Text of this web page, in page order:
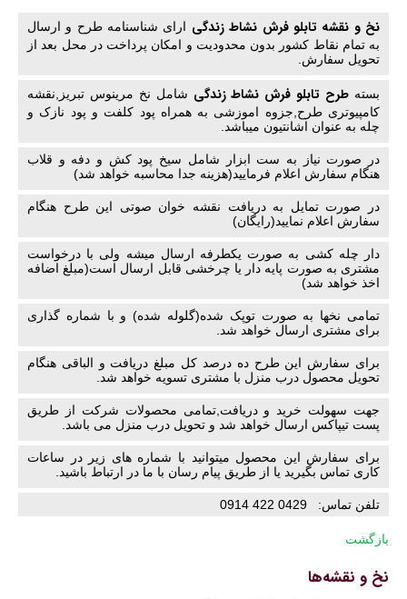
نخ و نقشه تابلو فرش نشاط زندگی ارای شناسنامه طرح و ارسال
به تمام نقاط کشور بدون محدودیت و امکان پرداخت در محل بعد از
تحویل سفارش.
بسته طرح تابلو فرش نشاط زندگی شامل نخ مرینوس تبریز,نقشه
کامپیوتری طرح,جزوه اموزشی به همراه پود کلفت و پود نازک و
چله به عنوان اشانتیون میباشد.
در صورت نیاز به ست ابزار شامل سیخ پود کش و دفه و قلاب
هنگام سفارش اعلام فرمایید(هزینه جدا محاسبه خواهد شد)
در صورت تمایل به دریافت نقشه خوان صوتی این طرح هنگام
سفارش اعلام نمایید(رایگان)
دار چله کشی به صورت یکطرفه ارسال میشه ولی با درخواست
مشتری به صورت پایه دار یا چرخشی قابل ارسال است(مبلغ اضافه
اخذ خواهد شد)
تمامی نخها به صورت توپک شده(گلوله شده) و با شماره گذاری
برای مشتری ارسال خواهد شد.
برای سفارش این طرح ده درصد کل مبلغ دریافت و الباقی هنگام
تحویل محصول درب منزل با مشتری تسویه خواهد شد.
جهت سهولت خرید و دریافت,تمامی محصولات شرکت از طریق
پست تیپاکس ارسال خواهد شد و تحویل درب منزل می باشد.
برای سفارش این محصول میتوانید با شماره های زیر در ساعات
کاری تماس بگیرید یا از طریق پیام رسان با ما در ارتباط باشید.
تلفن تماس: 0429 422 0914
بازگشت
نخ و نقشه‌ها